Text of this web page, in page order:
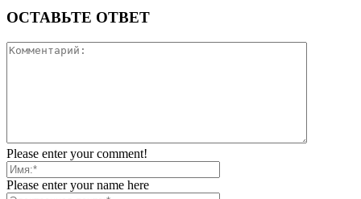
ОСТАВЬТЕ ОТВЕТ
Please enter your comment!
Please enter your name here